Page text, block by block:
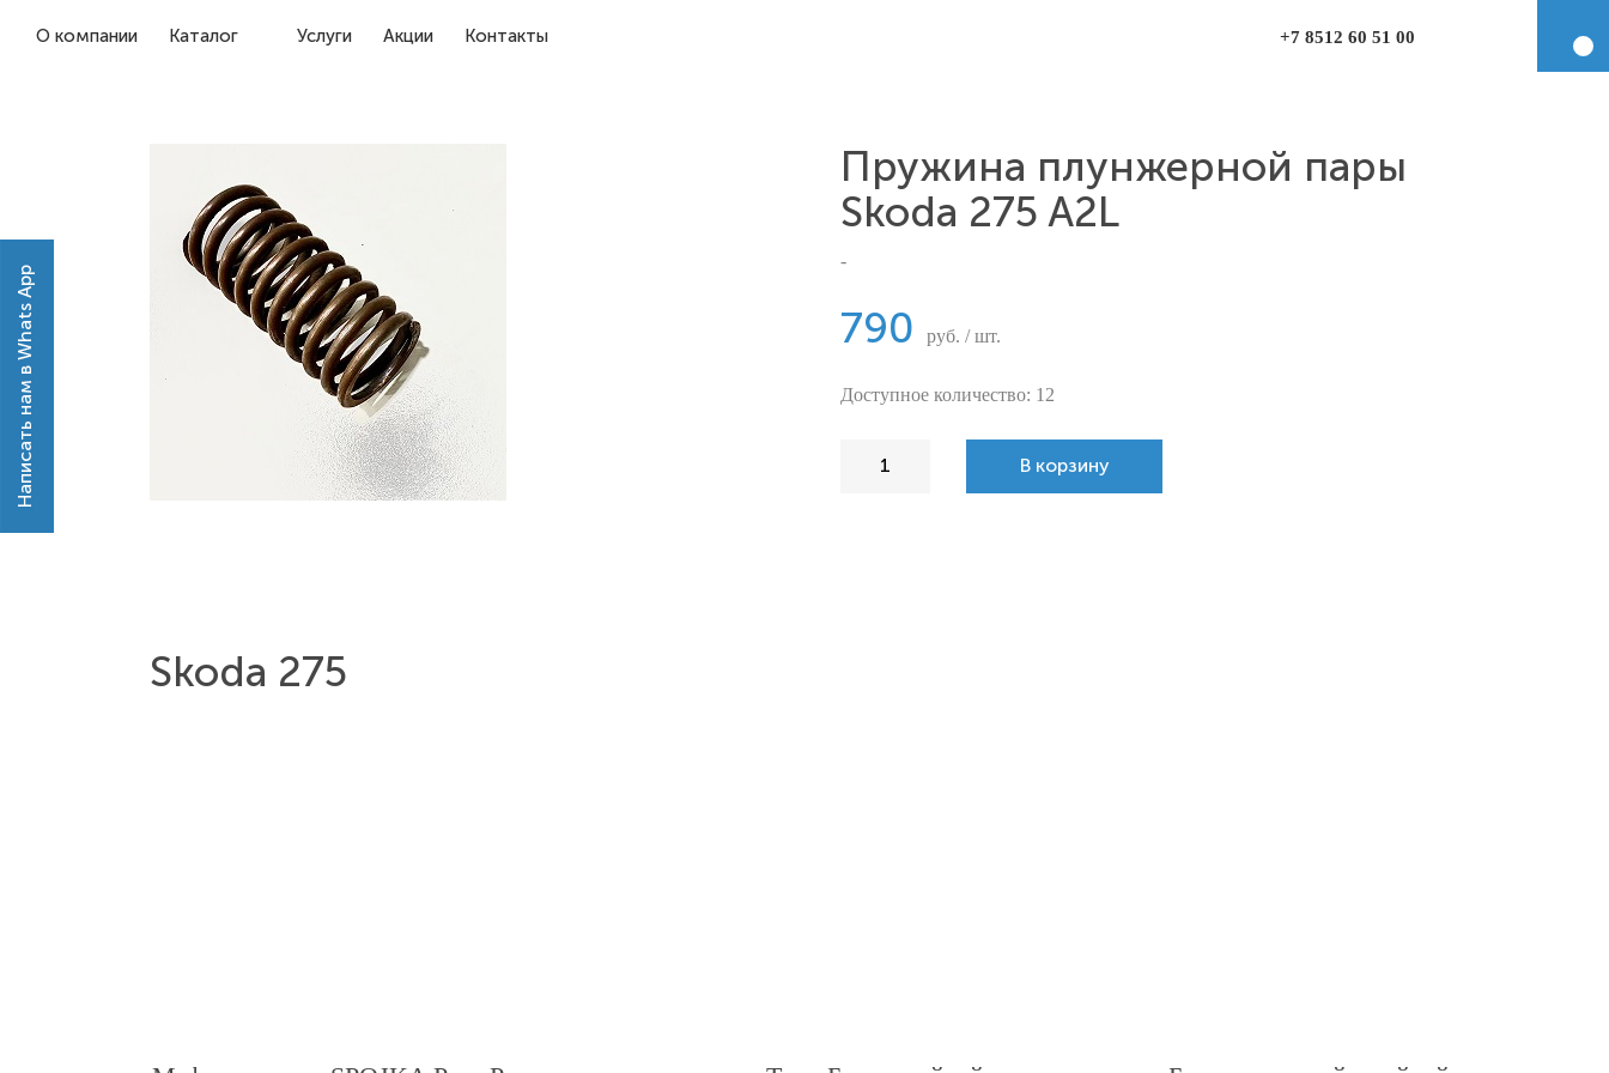
О компании Каталог Услуги Акции Контакты +7 8512 60 51 00
Пружина плунжерной пары
Skoda 275 A2L
-
790 руб. / шт.
Доступное количество: 12
В корзину
Skoda 275
Написать нам в Whats App